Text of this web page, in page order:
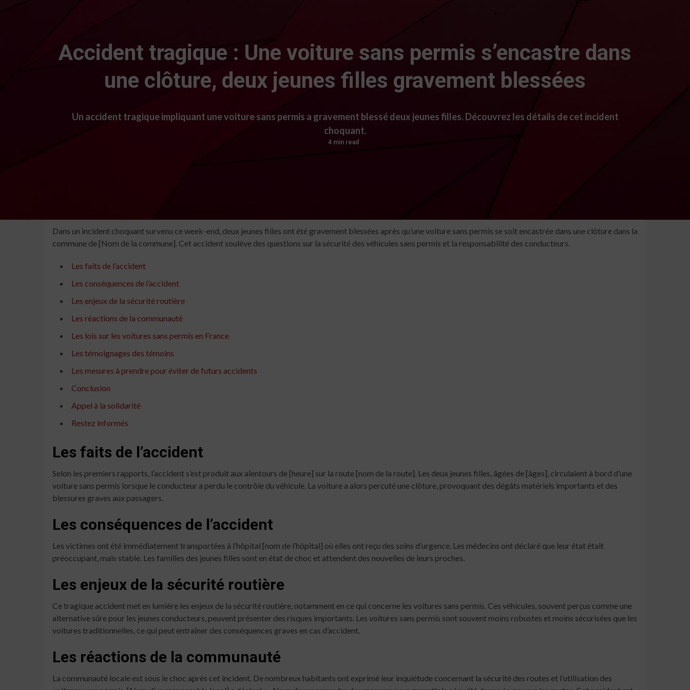
Accident tragique : Une voiture sans permis s’encastre dans
une clôture, deux jeunes filles gravement blessées
Un accident tragique impliquant une voiture sans permis a gravement blessé deux jeunes filles. Découvrez les détails de cet incident
choquant.
4 min read
Dans un incident choquant survenu ce week-end, deux jeunes filles ont été gravement blessées après qu’une voiture sans permis se soit encastrée dans une clôture dans la
commune de [Nom de la commune]. Cet accident soulève des questions sur la sécurité des véhicules sans permis et la responsabilité des conducteurs.
Les faits de l’accident
Les conséquences de l’accident
Les enjeux de la sécurité routière
Les réactions de la communauté
Les lois sur les voitures sans permis en France
Les témoignages des témoins
Les mesures à prendre pour éviter de futurs accidents
Conclusion
Appel à la solidarité
Restez informés
Les faits de l’accident
Selon les premiers rapports, l’accident s’est produit aux alentours de [heure] sur la route [nom de la route]. Les deux jeunes filles, âgées de [âges], circulaient à bord d’une
voiture sans permis lorsque le conducteur a perdu le contrôle du véhicule. La voiture a alors percuté une clôture, provoquant des dégâts matériels importants et des
blessures graves aux passagers.
Les conséquences de l’accident
Les victimes ont été immédiatement transportées à l’hôpital [nom de l’hôpital] où elles ont reçu des soins d’urgence. Les médecins ont déclaré que leur état était
préoccupant, mais stable. Les familles des jeunes filles sont en état de choc et attendent des nouvelles de leurs proches.
Les enjeux de la sécurité routière
Ce tragique accident met en lumière les enjeux de la sécurité routière, notamment en ce qui concerne les voitures sans permis. Ces véhicules, souvent perçus comme une
alternative sûre pour les jeunes conducteurs, peuvent présenter des risques importants. Les voitures sans permis sont souvent moins robustes et moins sécurisées que les
voitures traditionnelles, ce qui peut entraîner des conséquences graves en cas d’accident.
Les réactions de la communauté
La communauté locale est sous le choc après cet incident. De nombreux habitants ont exprimé leur inquiétude concernant la sécurité des routes et l’utilisation des